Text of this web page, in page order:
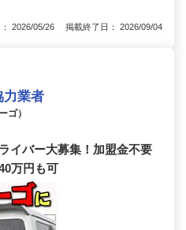
： 2026/05/26 掲載終了日： 2026/09/04
力業者
ゴ）
イバー大募集！加盟金不要
万円も可